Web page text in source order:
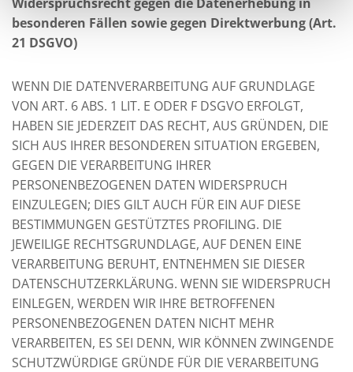
besonderen Fällen sowie gegen Direktwerbung (Art.
21 DSGVO)
WENN DIE DATENVERARBEITUNG AUF GRUNDLAGE
VON ART. 6 ABS. 1 LIT. E ODER F DSGVO ERFOLGT,
HABEN SIE JEDERZEIT DAS RECHT, AUS GRÜNDEN, DIE
SICH AUS IHRER BESONDEREN SITUATION ERGEBEN,
GEGEN DIE VERARBEITUNG IHRER
PERSONENBEZOGENEN DATEN WIDERSPRUCH
EINZULEGEN; DIES GILT AUCH FÜR EIN AUF DIESE
BESTIMMUNGEN GESTÜTZTES PROFILING. DIE
JEWEILIGE RECHTSGRUNDLAGE, AUF DENEN EINE
VERARBEITUNG BERUHT, ENTNEHMEN SIE DIESER
DATENSCHUTZERKLÄRUNG. WENN SIE WIDERSPRUCH
EINLEGEN, WERDEN WIR IHRE BETROFFENEN
PERSONENBEZOGENEN DATEN NICHT MEHR
VERARBEITEN, ES SEI DENN, WIR KÖNNEN ZWINGENDE
SCHUTZWÜRDIGE GRÜNDE FÜR DIE VERARBEITUNG